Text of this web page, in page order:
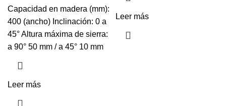
Capacidad en madera (mm):
400 (ancho) Inclinación: 0 a
45° Altura máxima de sierra:
a 90° 50 mm / a 45° 10 mm
Leer más
Leer más